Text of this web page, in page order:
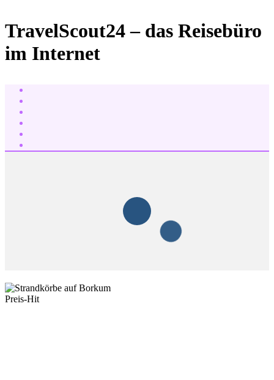
TravelScout24 – das Reisebüro
im Internet
Preis-Hit